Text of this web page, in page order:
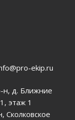
ekip.ru
д. Ближние
этаж 1
Сколковское